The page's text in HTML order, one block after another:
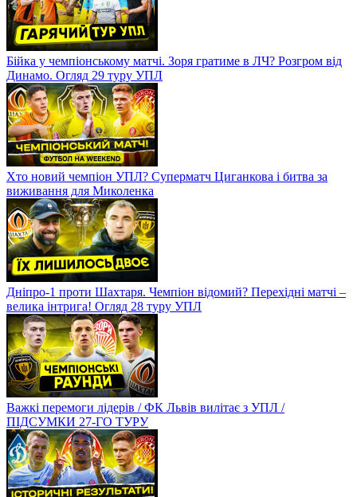
Бійка у чемпіонському матчі. Зоря гратиме в ЛЧ? Розгром від
Динамо. Огляд 29 туру УПЛ
Хто новий чемпіон УПЛ? Суперматч Циганкова і битва за
виживання для Миколенка
Дніпро-1 проти Шахтаря. Чемпіон відомий? Перехідні матчі –
велика інтрига! Огляд 28 туру УПЛ
Важкі перемоги лідерів / ФК Львів вилітає з УПЛ /
ПІДСУМКИ 27-ГО ТУРУ